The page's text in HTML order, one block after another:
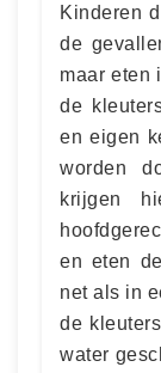
Kinderen
de
maar eten
de
en eigen
worden
krijgen
en eten
net als in
de
water